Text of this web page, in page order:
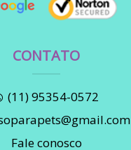
CONTATO
(11) 95354-0572
Fale conosco